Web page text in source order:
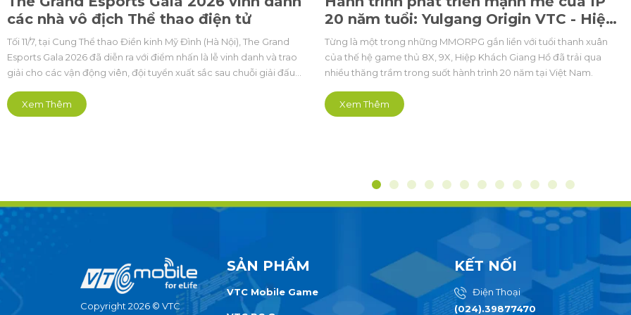
các nhà vô địch Thể thao điện tử
Tối 11/7, tại Cung Thể thao Điền kinh Mỹ Đình (Hà Nội), The Grand
Esports Gala 2026 đã diễn ra với điểm nhấn là lễ vinh danh và trao
giải cho các vận động viên, đội tuyển xuất sắc sau chuỗi giải đấu
VENC) và Esports Grand Championship (EGC).
Xem Thêm
20 năm tuổi: Yulgang Origin VTC - Hiệp
khách PC
Từng là một trong những MMORPG gắn liền với tuổi thanh xuân
của thế hệ game thủ 8X, 9X, Hiệp Khách Giang Hồ đã trải qua
nhiều thăng trầm trong suốt hành trình 20 năm tại Việt Nam.
Xem Thêm
Copyright 2026 © VTC
SẢN PHẨM
VTC Mobile Game
KẾT NỐI
Điện Thoại
(024).39877470